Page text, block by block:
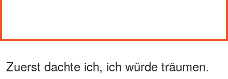
Zuerst dachte ich, ich würde träumen.